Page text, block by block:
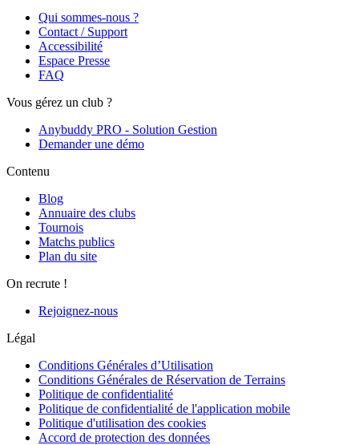
Qui sommes-nous ?
Contact / Support
Accessibilité
Espace Presse
FAQ
Vous gérez un club ?
Anybuddy PRO - Solution Gestion
Demander une démo
Contenu
Blog
Annuaire des clubs
Tournois
Matchs publics
Plan du site
On recrute !
Rejoignez-nous
Légal
Conditions Générales d’Utilisation
Conditions Générales de Réservation de Terrains
Politique de confidentialité
Politique de confidentialité de l'application mobile
Politique d'utilisation des cookies
Accord de protection des données